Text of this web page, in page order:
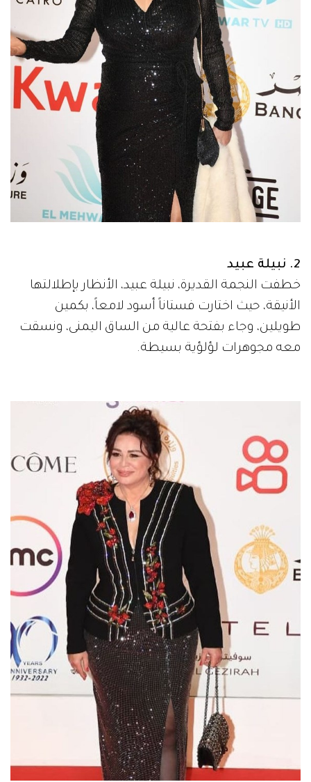
2. نبيلة عبيد
خطفت النجمة القديرة، نبيلة عبيد، الأنظار بإطلالتها
الأنيقة، حيث اختارت فستاناً أسود لامعاً، بكمين
طويلين، وجاء بفتحة عالية من الساق اليمنى، ونسقت
معه مجوهرات لؤلؤية بسيطة.